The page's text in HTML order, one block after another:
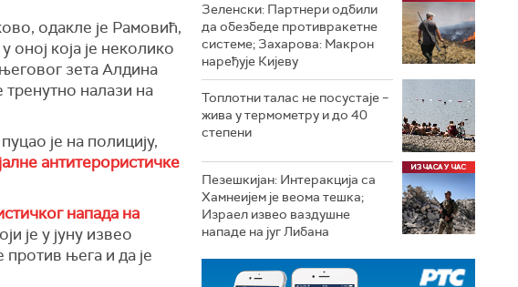
одакле је Рамовић,
оној која је неколико
зета Алдина
налази на
је на полицију,
антитерористичке
напада на
је у јуну извео
њега и да је
Зеленски: Партнери одбили
да обезбеде противракетне
системе; Захарова: Макрон
наређује Кијеву
Топлотни талас не посустаје –
жива у термометру и до 40
степени
Пезешкијан: Интеракција са
Хамнеијем је веома тешка;
Израел извео ваздушне
нападе на југ Либана